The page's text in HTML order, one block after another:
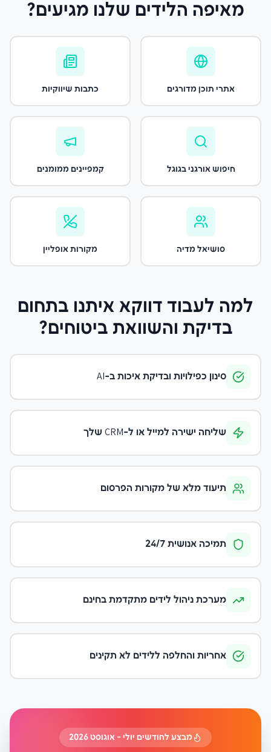
מאיפה הלידים שלנו מגיעים?
אתרי תוכן מדורגים כתבות שיווקיות
חיפוש אורגני בגוגל קמפיינים ממומנים
סושיאל מדיה מקורות אופליין
למה לעבוד דווקא איתנו בתחום
בדיקת והשוואת ביטוחים?
סינון כפילויות ובדיקת איכות ב-AI
שליחה ישירה למייל או ל-CRM שלך
תיעוד מלא של מקורות הפרסום
תמיכה אנושית 24/7
מערכת ניהול לידים מתקדמת בחינם
אחריות והחלפה ללידים לא תקינים
מבצע לחודשים יולי - אוגוסט 2026